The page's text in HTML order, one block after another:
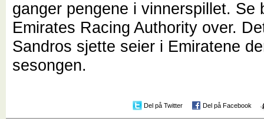
ganger pengene i vinnerspillet. Se
Emirates Racing Authority over.
Sandros sjette seier i Emiratene
sesongen.
Del på Twitter Del på Facebook